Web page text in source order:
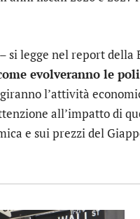
legge nel report della
evolveranno le
l’attività
all’impatto di
e sui prezzi del